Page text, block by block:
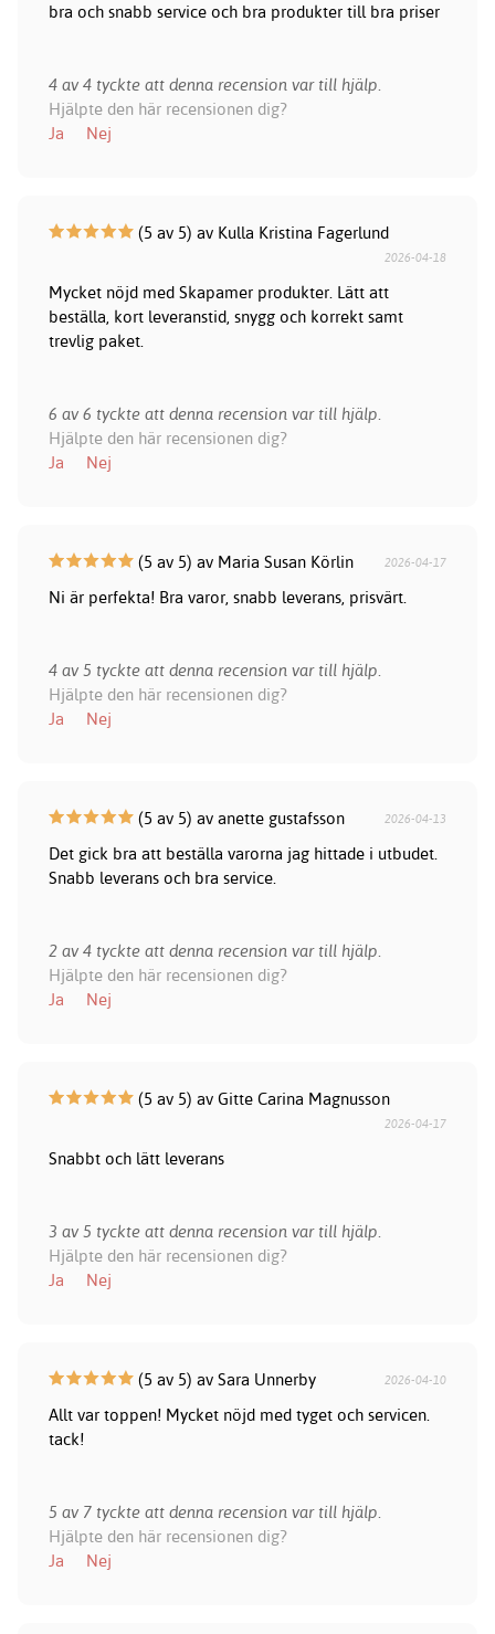
bra och snabb service och bra produkter till bra priser
4 av 4 tyckte att denna recension var till hjälp.
Hjälpte den här recensionen dig?
Ja
Nej
(5 av 5) av Kulla Kristina Fagerlund
2026-04-18
Mycket nöjd med Skapamer produkter. Lätt att
beställa, kort leveranstid, snygg och korrekt samt
trevlig paket.
6 av 6 tyckte att denna recension var till hjälp.
Hjälpte den här recensionen dig?
Ja
Nej
(5 av 5) av Maria Susan Körlin 2026-04-17
Ni är perfekta! Bra varor, snabb leverans, prisvärt.
4 av 5 tyckte att denna recension var till hjälp.
Hjälpte den här recensionen dig?
Ja
Nej
(5 av 5) av anette gustafsson 2026-04-13
Det gick bra att beställa varorna jag hittade i utbudet.
Snabb leverans och bra service.
2 av 4 tyckte att denna recension var till hjälp.
Hjälpte den här recensionen dig?
Ja
Nej
(5 av 5) av Gitte Carina Magnusson
2026-04-17
Snabbt och lätt leverans
3 av 5 tyckte att denna recension var till hjälp.
Hjälpte den här recensionen dig?
Ja
Nej
(5 av 5) av Sara Unnerby 2026-04-10
Allt var toppen! Mycket nöjd med tyget och servicen.
tack!
5 av 7 tyckte att denna recension var till hjälp.
Hjälpte den här recensionen dig?
Ja
Nej